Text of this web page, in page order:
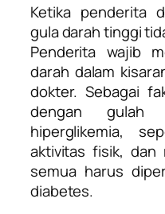
Ketika penderita
gula darah tinggi
Penderita wajib
darah dalam
dokter. Sebagai
dengan
hiperglikemia,
aktivitas fisik, dan
semua harus
diabetes.